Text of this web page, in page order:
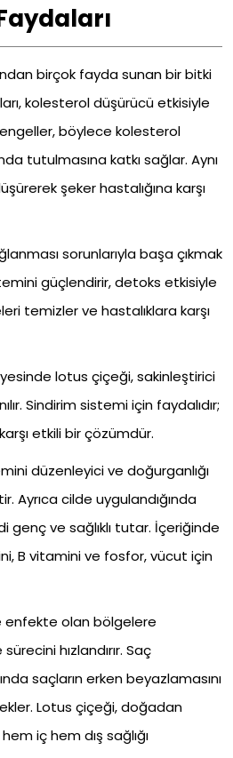
birçok fayda sunan bir bitki
kolesterol düşürücü etkisiyle
böylece kolesterol
tutulmasına katkı sağlar. Aynı
şeker hastalığına karşı
sorunlarıyla başa çıkmak
güçlendirir, detoks etkisiyle
temizler ve hastalıklara karşı
lotus çiçeği, sakinleştirici
Sindirim sistemi için faydalıdır;
etkili bir çözümdür.
düzenleyici ve doğurganlığı
Ayrıca cilde uygulandığında
genç ve sağlıklı tutar. İçeriğinde
B vitamini ve fosfor, vücut için
enfekte olan bölgelere
hızlandırır. Saç
saçların erken beyazlamasını
Lotus çiçeği, doğadan
iç hem dış sağlığı